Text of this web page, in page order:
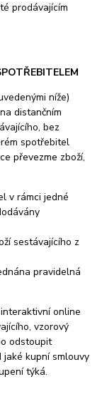
prodávajícím
níže)
distančním
bez
spotřebitel
převezme zboží,
v rámci jedné
sestávajícího z
pravidelná
online
vzorový
odstoupit
kupní smlouvy
týká.